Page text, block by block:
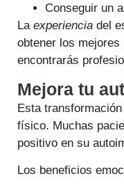
Conseguir un
La experiencia del
obtener los
encontrarás
Mejora tu
Esta
físico. Muchas
positivo en su
Los beneficios